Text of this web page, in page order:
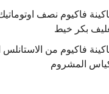
فاكيوم نصف
بكر خيط
فاكيوم من
المشروم